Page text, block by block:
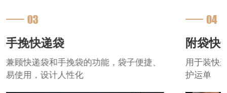
03
手挽快递袋
兼顾快递袋和手挽袋的功能，袋子便捷、
易使用，设计人性化
04
附袋快
用于装快
护运单